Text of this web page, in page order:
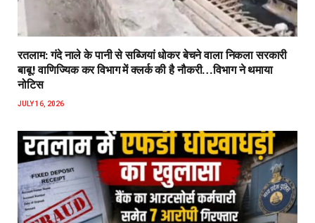
रतलाम: गंदे नाले के पानी से सब्जियां धोकर बेचने वाला निकला सरकारी
बाबू! वाणिज्यिक कर विभाग में क्लर्क की है नौकरी…विभाग ने थमाया
नोटिस
JULY 16, 2026